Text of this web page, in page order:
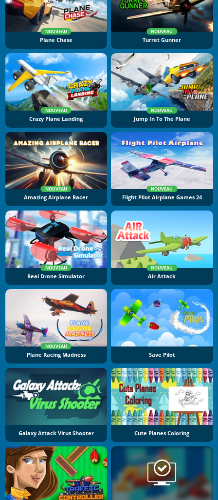
NOUVEAU
Plane Chase
NOUVEAU
Turret Gunner
NOUVEAU
Crazy Plane Landing
NOUVEAU
Jump In To The Plane
NOUVEAU
Amazing Airplane Racer
NOUVEAU
Flight Pilot Airplane Games 24
NOUVEAU
Real Drone Simulator
NOUVEAU
Air Attack
NOUVEAU
Plane Racing Madness Save Pilot
Galaxy Attack Virus Shooter Cute Planes Coloring